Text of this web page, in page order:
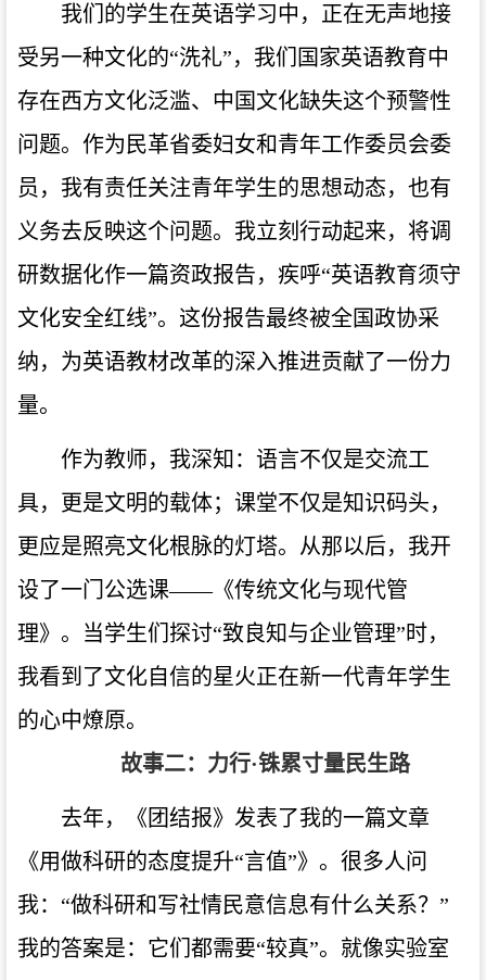
我们的学生在英语学习中，正在无声地接
受另一种文化的“洗礼”，我们国家英语教育中
存在西方文化泛滥、中国文化缺失这个预警性
问题。作为民革省委妇女和青年工作委员会委
员，我有责任关注青年学生的思想动态，也有
义务去反映这个问题。我立刻行动起来，将调
研数据化作一篇资政报告，疾呼“英语教育须守
文化安全红线”。这份报告最终被全国政协采
纳，为英语教材改革的深入推进贡献了一份力
量。
作为教师，我深知：语言不仅是交流工
具，更是文明的载体；课堂不仅是知识码头，
更应是照亮文化根脉的灯塔。从那以后，我开
设了一门公选课——《传统文化与现代管
理》。当学生们探讨“致良知与企业管理”时，
我看到了文化自信的星火正在新一代青年学生
的心中燎原。
故事二：力行·铢累寸量民生路
去年，《团结报》发表了我的一篇文章
《用做科研的态度提升“言值”》。很多人问
我：“做科研和写社情民意信息有什么关系？”
我的答案是：它们都需要“较真”。就像实验室